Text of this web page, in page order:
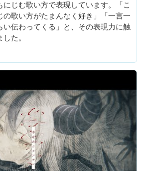
にじむ歌い方で表現しています。「こ
の歌い方がたまんなく好き」「一言一
い伝わってくる」と、その表現力に触
た。